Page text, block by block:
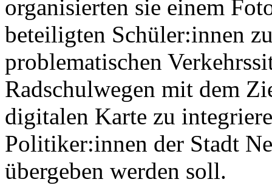
organisierten sie einem
beteiligten Schüler:innen
problematischen
Radschulwegen mit dem
digitalen Karte zu
Politiker:innen der Stadt
übergeben werden soll.